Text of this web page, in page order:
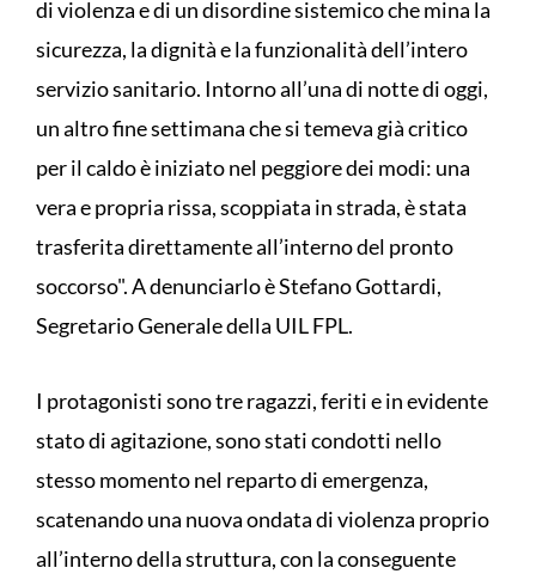
di violenza e di un disordine sistemico che mina la
sicurezza, la dignità e la funzionalità dell’intero
servizio sanitario. Intorno all’una di notte di oggi,
un altro fine settimana che si temeva già critico
per il caldo è iniziato nel peggiore dei modi: una
vera e propria rissa, scoppiata in strada, è stata
trasferita direttamente all’interno del pronto
soccorso". A denunciarlo è Stefano Gottardi,
Segretario Generale della UIL FPL.
I protagonisti sono tre ragazzi, feriti e in evidente
stato di agitazione, sono stati condotti nello
stesso momento nel reparto di emergenza,
scatenando una nuova ondata di violenza proprio
all’interno della struttura, con la conseguente